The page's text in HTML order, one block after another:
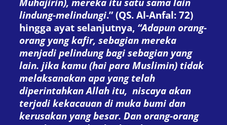
lindung-melindungi.” (QS. Al-Anfal: 72)
hingga ayat selanjutnya, “Adapun orang-
orang yang kafir, sebagian mereka
menjadi pelindung bagi sebagian yang
lain. jika kamu (hai para Muslimin) tidak
melaksanakan apa yang telah
diperintahkan Allah itu, niscaya akan
terjadi kekacauan di muka bumi dan
kerusakan yang besar. Dan orang-orang